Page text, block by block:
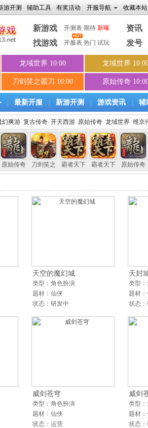
游开测 辅助工具 有奖活动 开服导航 收藏本站
新游戏 开测表 期待 新曝
资讯
找游戏
开服表 热门 试玩 发号
最新开服 新游开测 游戏资讯 辅
幻爽游 复古传奇 开天西游 原始传奇 龙域世界 维京
天空的魔幻城
类型：角色扮演
题材：仙侠
状态：研发中
天封
类型
题材
状态
威剑苍穹
类型：角色扮演
题材：仙侠
状态：运营
威剑
类型
题材
状态